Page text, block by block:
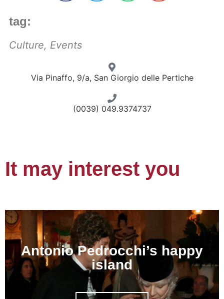
tag:
Culture, Events
Via Pinaffo, 9/a, San Giorgio delle Pertiche
(0039) 049.9374737
It may interest you
Antonio Pedrocchi’s happy
island